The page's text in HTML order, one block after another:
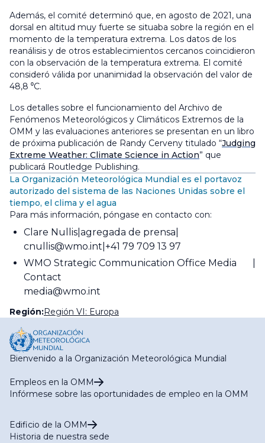
Además, el comité determinó que, en agosto de 2021, una
dorsal en altitud muy fuerte se situaba sobre la región en el
momento de la temperatura extrema. Los datos de los
reanálisis y de otros establecimientos cercanos coincidieron
con la observación de la temperatura extrema. El comité
consideró válida por unanimidad la observación del valor de
48,8 ⁰C.
Los detalles sobre el funcionamiento del Archivo de
Fenómenos Meteorológicos y Climáticos Extremos de la
OMM y las evaluaciones anteriores se presentan en un libro
de próxima publicación de Randy Cerveny titulado “Judging
Extreme Weather: Climate Science in Action” que
publicará Routledge Publishing.
La Organización Meteorológica Mundial es el portavoz
autorizado del sistema de las Naciones Unidas sobre el
tiempo, el clima y el agua
Para más información, póngase en contacto con:
Clare Nullis agregada de prensa
cnullis@wmo.int +41 79 709 13 97
WMO Strategic Communication Office Media
Contact
media@wmo.int
Región:Región VI: Europa
Bienvenido a la Organización Meteorológica Mundial
Empleos en la OMM
Infórmese sobre las oportunidades de empleo en la OMM
Edificio de la OMM
Historia de nuestra sede